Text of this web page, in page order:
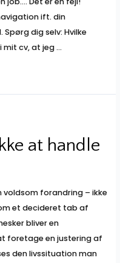
ift. din
dig selv: Hvilke
mit cv, at jeg …
at handle
voldsom forandring – ikke
et decideret tab af
bliver en
foretage en justering af
den livssituation man